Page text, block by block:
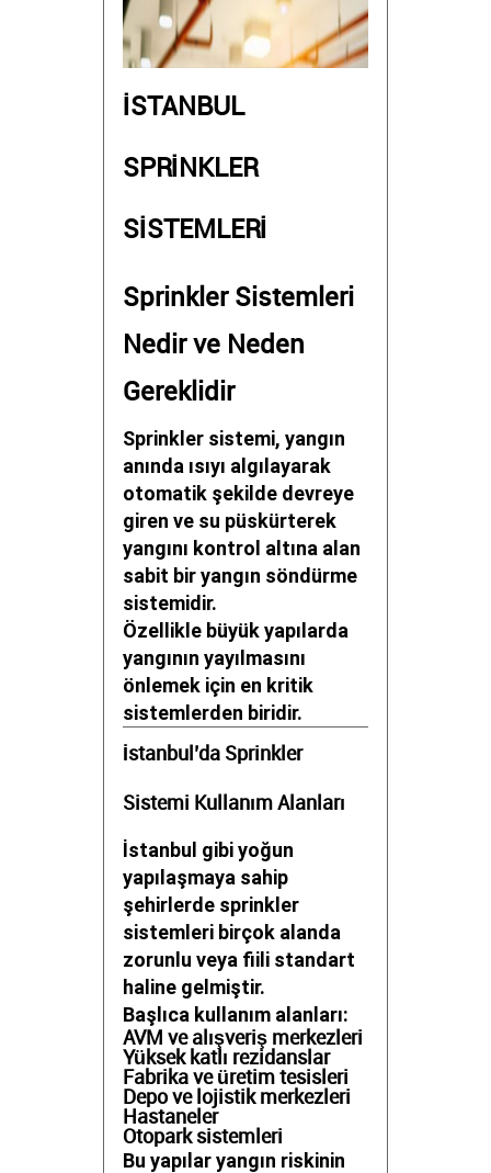
İSTANBUL
SPRİNKLER
SİSTEMLERİ
Sprinkler Sistemleri
Nedir ve Neden
Gereklidir
Sprinkler sistemi, yangın
anında ısıyı algılayarak
otomatik şekilde devreye
giren ve su püskürterek
yangını kontrol altına alan
sabit bir yangın söndürme
sistemidir.
Özellikle büyük yapılarda
yangının yayılmasını
önlemek için en kritik
sistemlerden biridir.
İstanbul’da Sprinkler
Sistemi Kullanım Alanları
İstanbul gibi yoğun
yapılaşmaya sahip
şehirlerde sprinkler
sistemleri birçok alanda
zorunlu veya fiili standart
haline gelmiştir.
Başlıca kullanım alanları:
AVM ve alışveriş merkezleri
Yüksek katlı rezidanslar
Fabrika ve üretim tesisleri
Depo ve lojistik merkezleri
Hastaneler
Otopark sistemleri
Bu yapılar yangın riskinin